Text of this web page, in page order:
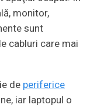
monitor,
sunt
cabluri care mai
de periferice
iar laptopul o